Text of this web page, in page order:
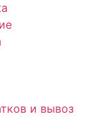
и вывоз